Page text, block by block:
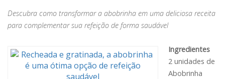
Descubra como transformar a abobrinha em uma deliciosa receita
para complementar sua refeição de forma saudável
Ingredientes
2 unidades de
Abobrinha